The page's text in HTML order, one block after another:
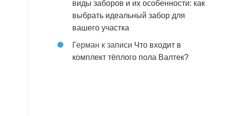
виды заборов и их особенности: как
выбрать идеальный забор для
вашего участка
Герман к записи Что входит в
комплект тёплого пола Валтек?